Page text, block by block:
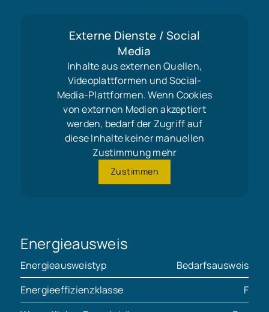
Externe Dienste / Social
Media
Inhalte aus externen Quellen,
Videoplattformen und Social-
Media-Plattformen. Wenn Cookies
von externen Medien akzeptiert
werden, bedarf der Zugriff auf
diese Inhalte keiner manuellen
Zustimmung mehr
Zustimmen
Energieausweis
Energieausweistyp
Bedarfsausweis
Energieeffizienzklasse
F